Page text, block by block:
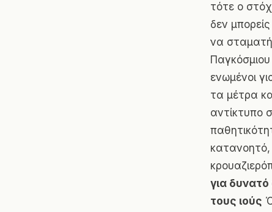
τότε ο
δεν
να
ενωμένοι
τα μέτρα
αντίκτυπο
κατανοητό,
για
τους ιούς